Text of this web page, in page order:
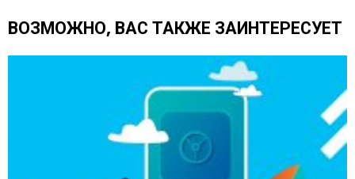
е
щ
е
ВОЗМОЖНО, ВАС ТАКЖЕ ЗАИНТЕРЕСУЕТ